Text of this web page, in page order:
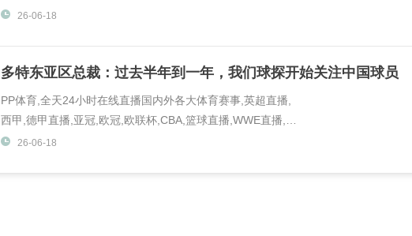
体育,PP视频一起玩出精彩...
26-06-18
多特东亚区总裁：过去半年到一年，我们球探开始关注中国球员
PP体育,全天24小时在线直播国内外各大体育赛事,英超直播,
西甲,德甲直播,亚冠,欧冠,欧联杯,CBA,篮球直播,WWE直播,PP
体育,PP视频一起玩出精彩...
26-06-18